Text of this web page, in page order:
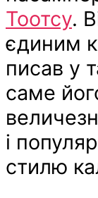
Тоотсу.
єдиним
писав у
саме
і
стилю